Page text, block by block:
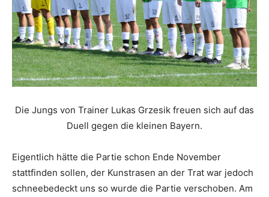
Die Jungs von Trainer Lukas Grzesik freuen sich auf das
Duell gegen die kleinen Bayern.
Eigentlich hätte die Partie schon Ende November
stattfinden sollen, der Kunstrasen an der Trat war jedoch
schneebedeckt uns so wurde die Partie verschoben. Am